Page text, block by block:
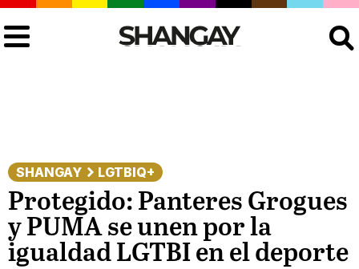
SHANGAY LGTBIQ+
Protegido: Panteres Grogues
y PUMA se unen por la
igualdad LGTBI en el deporte